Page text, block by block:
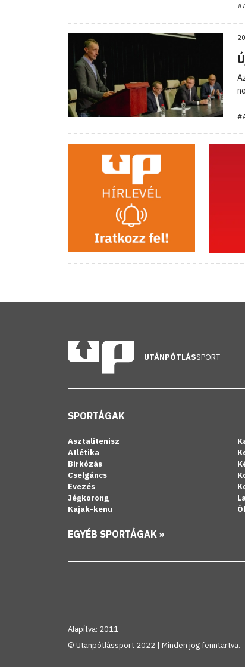
UTÁNPÓTLÁSSPORT
SPORTÁGAK
Asztalitenisz
Atlétika
Birkózás
Cselgáncs
Evezés
Jégkorong
Kajak-kenu
EGYÉB SPORTÁGAK »
Alapítva: 2011
© Utanpótlássport 2022 | Minden jog fenntartva.